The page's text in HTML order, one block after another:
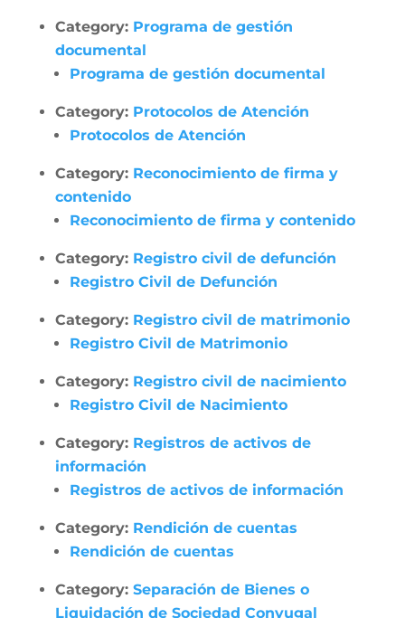
Category: Programa de gestión
documental
Programa de gestión documental
Category: Protocolos de Atención
Protocolos de Atención
Category: Reconocimiento de firma y
contenido
Reconocimiento de firma y contenido
Category: Registro civil de defunción
Registro Civil de Defunción
Category: Registro civil de matrimonio
Registro Civil de Matrimonio
Category: Registro civil de nacimiento
Registro Civil de Nacimiento
Category: Registros de activos de
información
Registros de activos de información
Category: Rendición de cuentas
Rendición de cuentas
Category: Separación de Bienes o
Liquidación de Sociedad Conyugal